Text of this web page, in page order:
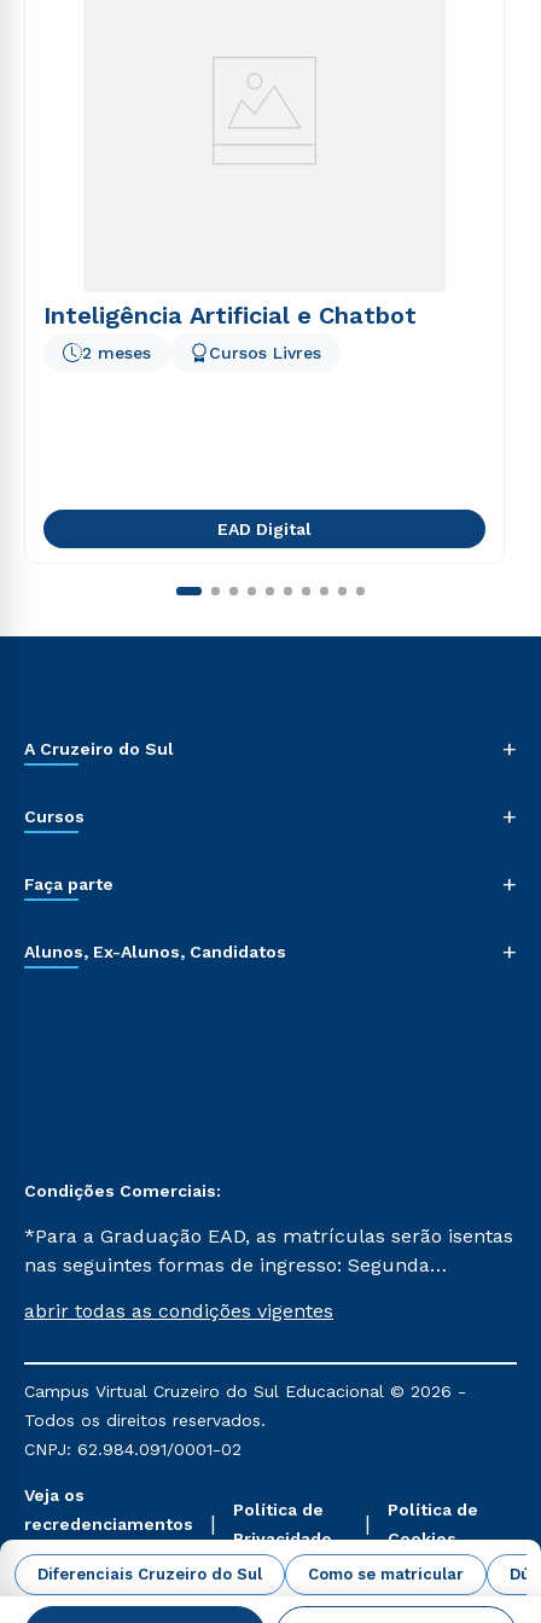
Diferenciais Cruzeiro do Sul Como se matricular
Inteligência Artificial e Chatbot
2 meses Cursos Livres
EAD Digital
A Cruzeiro do Sul +
Cursos +
Faça parte +
Alunos, Ex-Alunos, Candidatos +
Condições Comerciais:
*Para a Graduação EAD, as matrículas serão isentas
nas seguintes formas de ingresso: Segunda
Já para as demais, a taxa de matrícula será de R$
mencionadas são referentes aos cursos: Ensino
Religioso, Geografia para a Docência e Metodologia
do Ensino de História: Questões Atuais.
abrir todas as condições vigentes
Campus Virtual Cruzeiro do Sul Educacional © 2026 -
Todos os direitos reservados.
CNPJ: 62.984.091/0001-02
Veja os
recredenciamentos
aqui
Política de
Privacidade
Política de
Cookies